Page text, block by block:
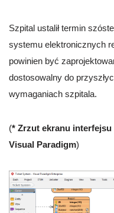
Szpital ustalił termin
systemu elektronicznych
powinien być
dostosowalny do
wymaganiach szpitala.
(* Zrzut ekranu interfejsu
Visual Paradigm)